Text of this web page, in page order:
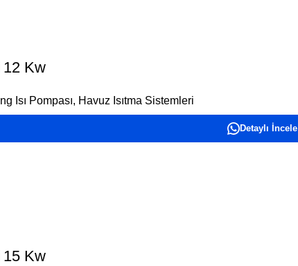
12 Kw
Isı Pompası, Havuz Isıtma Sistemleri
Detaylı İncele
15 Kw